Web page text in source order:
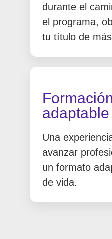
durante el
el programa,
tu título de
Una
avanzar
un formato
de vida.